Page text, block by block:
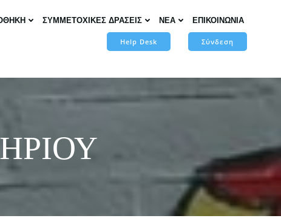
ΣΥΜΜΕΤΟΧΙΚΕΣ ΔΡΑΣΕΙΣ ΝΕΑ ΕΠΙΚΟΙΝΩΝΙΑ
Help Desk Σύνδεση